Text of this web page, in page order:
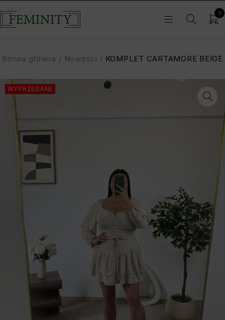
0
Strona główna / Nowości / KOMPLET CARTAMORE BEIGE
WYPRZEDANE